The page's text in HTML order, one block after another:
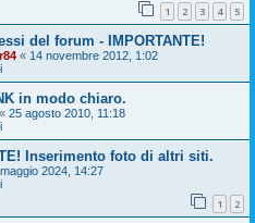
1 2 3 4 5
del forum - IMPORTANTE!
« 14 novembre 2012, 1:02
in modo chiaro.
« 25 agosto 2010, 11:18
Inserimento foto di altri siti.
2024, 14:27
1 2